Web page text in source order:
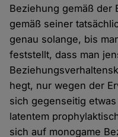
Beziehung gemäß der
gemäß seiner
genau solange, bis
feststellt, dass man
hegt, nur wegen der
sich gegenseitig
latentem
sich auf monogame